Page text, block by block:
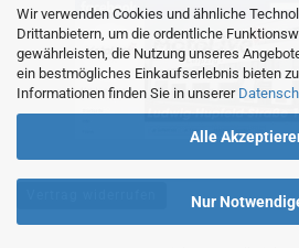
Wir verwenden Cookies und ähnliche
Drittanbietern, um die ordentliche
gewährleisten, die Nutzung unseres
ein bestmögliches Einkaufserlebnis bieten
Informationen finden Sie in unserer
Alle
Nur